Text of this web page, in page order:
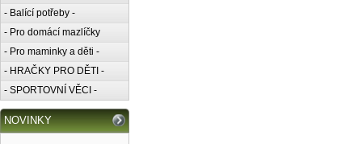
- Balící potřeby -
- Pro domácí mazlíčky
- Pro maminky a děti -
- HRAČKY PRO DĚTI -
- SPORTOVNÍ VĚCI -
NOVINKY